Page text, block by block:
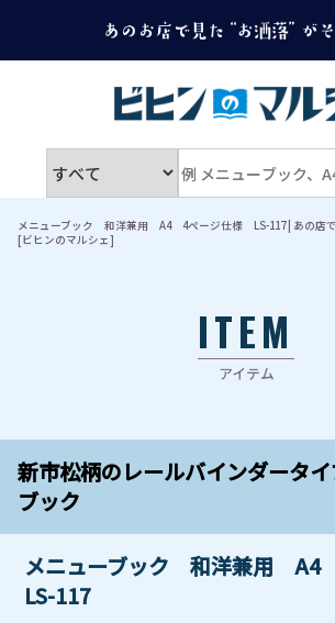
メニューブック 和洋兼用 A4 4ページ仕様 LS-117 | あの店で
[ビヒンのマルシェ]
ITEM
アイテム
新市松柄のレールバインダータ
ブック
メニューブック 和洋兼用
LS-117